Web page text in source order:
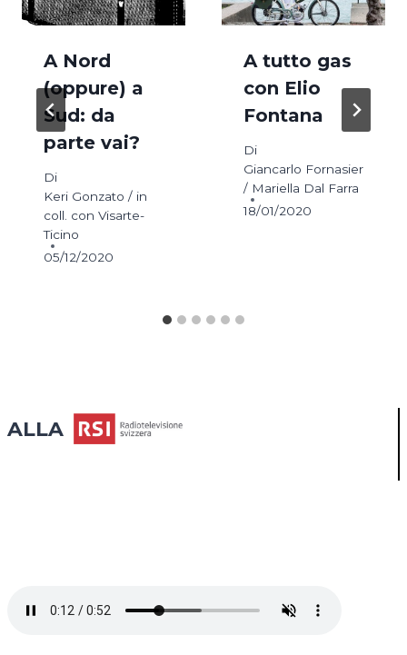
A Nord
(oppure) a
Sud: da
parte vai?
Di
Keri Gonzato / in
coll. con Visarte-
Ticino
05/12/2020
A tutto gas
con Elio
Fontana
Di
Giancarlo Fornasier
/ Mariella Dal Farra
18/01/2020
ALLA